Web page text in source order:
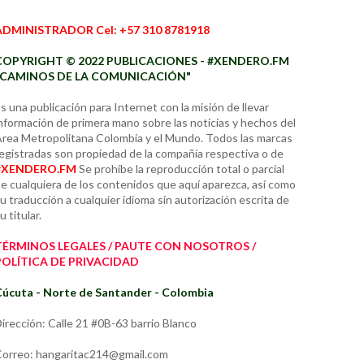
Cel: +57 310 8781918
© 2022 PUBLICACIONES - #XENDERO.FM
DE LA COMUNICACIÓN"
una publicación para Internet con la misión de llevar
de primera mano sobre las noticias y hechos del
Metropolitana Colombia y el Mundo. Todos las marcas
son propiedad de la compañía respectiva o de
Se prohíbe la reproducción total o parcial
cualquiera de los contenidos que aquí aparezca, así como
traducción a cualquier idioma sin autorización escrita de
titular.
LEGALES / PAUTE CON NOSOTROS /
DE PRIVACIDAD
- Norte de Santander - Colombia
Calle 21 #0B-63 barrio Blanco
hangaritac214@gmail.com